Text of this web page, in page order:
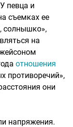
певца и
съемках ее
солнышко»,
на
отношения
противоречий»,
они
напряжения.